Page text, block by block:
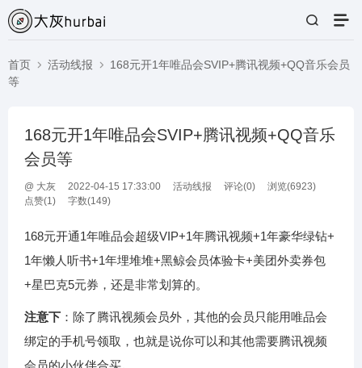
首页 活动线报
168元开1年唯品会SVIP+腾讯视频+QQ音乐会员
等
168元开1年唯品会SVIP+腾讯视频+QQ音乐
会员等
@ 大灰 2022-04-15 17:33:00 活动线报 评论(0)
浏览(6923)
点赞(1) 字数(149)
168元开通1年唯品会超级VIP+1年腾讯视频+1年豪华绿钻+
1年懒人听书+1年埋堆堆+黑鲸会员体验卡+美团外卖券包
+星巴克5元券，还是非常划算的。
注意下 ：除了腾讯视频会员外，其他的会员只能用唯品会
绑定的手机号领取，也就是说你可以和其他需要腾讯视频
会员的小伙伴合买。